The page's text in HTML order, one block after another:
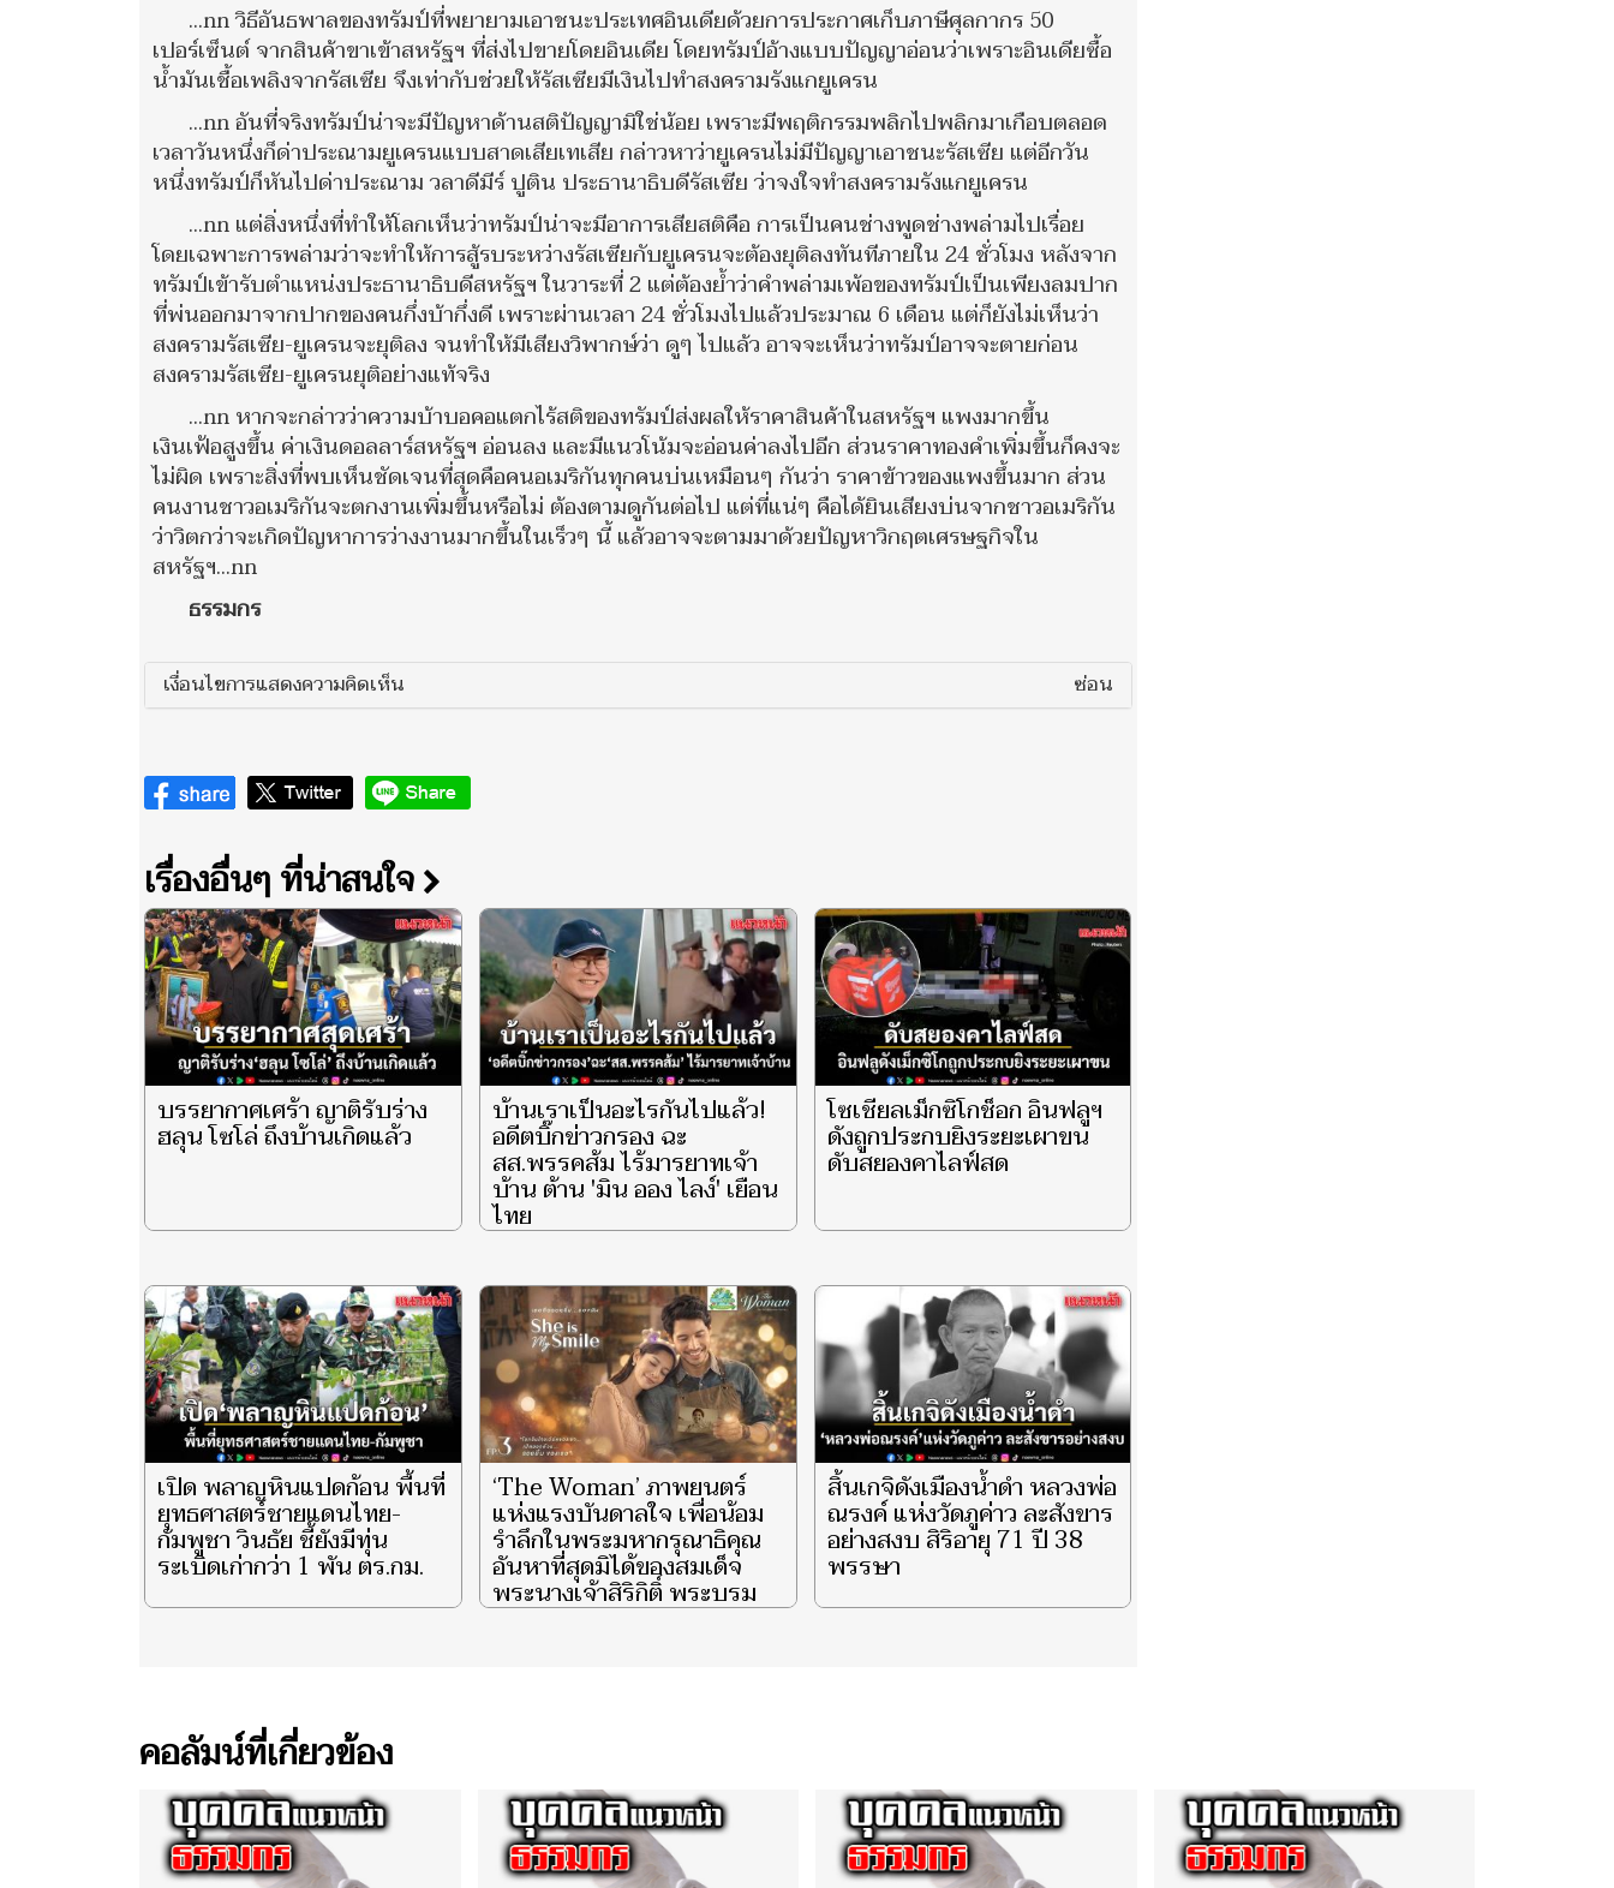
...nn วิธีอันธพาลของทรัมป์ที่พยายามเอาชนะประเทศอินเดียด้วยการประกาศเก็บภาษีศุลกากร 50
เปอร์เซ็นต์ จากสินค้าขาเข้าสหรัฐฯ ที่ส่งไปขายโดยอินเดีย โดยทรัมป์อ้างแบบปัญญาอ่อนว่าเพราะอินเดียซื้อ
น้ำมันเชื้อเพลิงจากรัสเซีย จึงเท่ากับช่วยให้รัสเซียมีเงินไปทำสงครามรังแกยูเครน
...nn อันที่จริงทรัมป์น่าจะมีปัญหาด้านสติปัญญามิใช่น้อย เพราะมีพฤติกรรมพลิกไปพลิกมาเกือบตลอด
เวลาวันหนึ่งก็ด่าประณามยูเครนแบบสาดเสียเทเสีย กล่าวหาว่ายูเครนไม่มีปัญญาเอาชนะรัสเซีย แต่อีกวัน
หนึ่งทรัมป์ก็หันไปด่าประณาม วลาดีมีร์ ปูติน ประธานาธิบดีรัสเซีย ว่าจงใจทำสงครามรังแกยูเครน
...nn แต่สิ่งหนึ่งที่ทำให้โลกเห็นว่าทรัมป์น่าจะมีอาการเสียสติคือ การเป็นคนช่างพูดช่างพล่ามไปเรื่อย
โดยเฉพาะการพล่ามว่าจะทำให้การสู้รบระหว่างรัสเซียกับยูเครนจะต้องยุติลงทันทีภายใน 24 ชั่วโมง หลังจาก
ทรัมป์เข้ารับตำแหน่งประธานาธิบดีสหรัฐฯ ในวาระที่ 2 แต่ต้องย้ำว่าคำพล่ามเพ้อของทรัมป์เป็นเพียงลมปาก
ที่พ่นออกมาจากปากของคนกึ่งบ้ากึ่งดี เพราะผ่านเวลา 24 ชั่วโมงไปแล้วประมาณ 6 เดือน แต่ก็ยังไม่เห็นว่า
สงครามรัสเซีย-ยูเครนจะยุติลง จนทำให้มีเสียงวิพากษ์ว่า ดูๆ ไปแล้ว อาจจะเห็นว่าทรัมป์อาจจะตายก่อน
สงครามรัสเซีย-ยูเครนยุติอย่างแท้จริง
...nn หากจะกล่าวว่าความบ้าบอคอแตกไร้สติของทรัมป์ส่งผลให้ราคาสินค้าในสหรัฐฯ แพงมากขึ้น
เงินเฟ้อสูงขึ้น ค่าเงินดอลลาร์สหรัฐฯ อ่อนลง และมีแนวโน้มจะอ่อนค่าลงไปอีก ส่วนราคาทองคำเพิ่มขึ้นก็คงจะ
ไม่ผิด เพราะสิ่งที่พบเห็นชัดเจนที่สุดคือคนอเมริกันทุกคนบ่นเหมือนๆ กันว่า ราคาข้าวของแพงขึ้นมาก ส่วน
คนงานชาวอเมริกันจะตกงานเพิ่มขึ้นหรือไม่ ต้องตามดูกันต่อไป แต่ที่แน่ๆ คือได้ยินเสียงบ่นจากชาวอเมริกัน
ว่าวิตกว่าจะเกิดปัญหาการว่างงานมากขึ้นในเร็วๆ นี้ แล้วอาจจะตามมาด้วยปัญหาวิกฤตเศรษฐกิจใน
สหรัฐฯ...nn
ธรรมกร
เงื่อนไขการแสดงความคิดเห็น ซ่อน
เรื่องอื่นๆ ที่น่าสนใจ
บรรยากาศเศร้า ญาติรับร่าง
ฮลุน โซโล่ ถึงบ้านเกิดแล้ว
บ้านเราเป็นอะไรกันไปแล้ว!
อดีตบิ๊กข่าวกรอง ฉะ
สส.พรรคส้ม ไร้มารยาทเจ้า
บ้าน ต้าน 'มิน ออง ไลง์' เยือน
ไทย
โซเชียลเม็กซิโกช็อก อินฟลูฯ
ดังถูกประกบยิงระยะเผาขน
ดับสยองคาไลฟ์สด
เปิด พลาญหินแปดก้อน พื้นที่
ยุทธศาสตร์ชายแดนไทย-
กัมพูชา วินธัย ชี้ยังมีทุ่น
ระเบิดเก่ากว่า 1 พัน ตร.กม.
‘The Woman’ ภาพยนตร์
แห่งแรงบันดาลใจ เพื่อน้อม
รำลึกในพระมหากรุณาธิคุณ
อันหาที่สุดมิได้ของสมเด็จ
พระนางเจ้าสิริกิติ์ พระบรม
ราชินีนาถ พระบรมราชชนนี
สิ้นเกจิดังเมืองน้ำดำ หลวงพ่อ
ณรงค์ แห่งวัดภูค่าว ละสังขาร
อย่างสงบ สิริอายุ 71 ปี 38
พรรษา
คอลัมน์ที่เกี่ยวข้อง